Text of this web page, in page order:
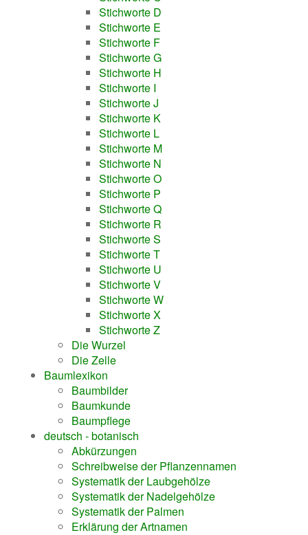
Stichworte D
Stichworte E
Stichworte F
Stichworte G
Stichworte H
Stichworte I
Stichworte J
Stichworte K
Stichworte L
Stichworte M
Stichworte N
Stichworte O
Stichworte P
Stichworte Q
Stichworte R
Stichworte S
Stichworte T
Stichworte U
Stichworte V
Stichworte W
Stichworte X
Stichworte Z
Die Wurzel
Die Zelle
Baumlexikon
Baumbilder
Baumkunde
Baumpflege
deutsch - botanisch
Abkürzungen
Schreibweise der Pflanzennamen
Systematik der Laubgehölze
Systematik der Nadelgehölze
Systematik der Palmen
Erklärung der Artnamen